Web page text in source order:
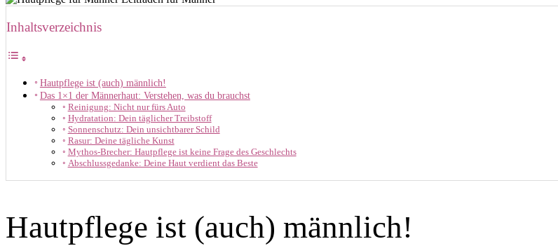
Inhaltsverzeichnis
Hautpflege ist (auch) männlich!
Das 1×1 der Männerhaut: Verstehen, was du brauchst
Reinigung: Nicht nur fürs Auto
Hydratation: Dein täglicher Treibstoff
Sonnenschutz: Dein unsichtbarer Schild
Rasur: Deine tägliche Kunst
Mythos-Brecher: Hautpflege ist keine Frage des Geschlechts
Abschlussgedanke: Deine Haut verdient das Beste
Hautpflege ist (auch) männlich!